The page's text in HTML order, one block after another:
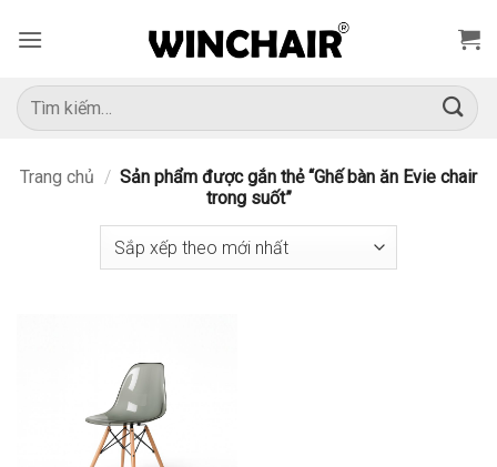
qua
dung
Tìm
kiếm:
Trang chủ / Sản phẩm được gắn thẻ “Ghế bàn ăn Evie chair
trong suốt”